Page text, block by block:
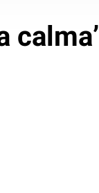
calma’